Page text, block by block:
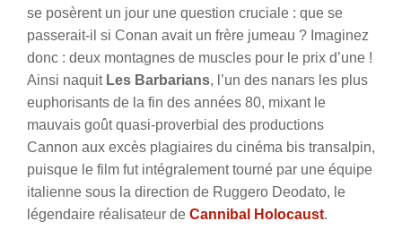
se posèrent un jour une question cruciale : que se
passerait-il si Conan avait un frère jumeau ? Imaginez
donc : deux montagnes de muscles pour le prix d’une !
Ainsi naquit Les Barbarians, l’un des nanars les plus
euphorisants de la fin des années 80, mixant le
mauvais goût quasi-proverbial des productions
Cannon aux excès plagiaires du cinéma bis transalpin,
puisque le film fut intégralement tourné par une équipe
italienne sous la direction de Ruggero Deodato, le
légendaire réalisateur de Cannibal Holocaust.